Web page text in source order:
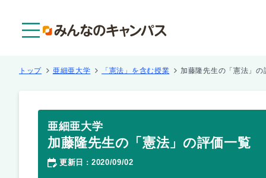
トップ 亜細亜大学 「憲法」を含む授業 加藤隆先生の「憲法」の
亜細亜大学
加藤隆先生の「憲法」の評価一覧
更新日 ： 2020/09/02